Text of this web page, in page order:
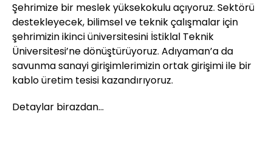
Şehrimize bir meslek yüksekokulu açıyoruz. Sektörü
destekleyecek, bilimsel ve teknik çalışmalar için
şehrimizin ikinci üniversitesini İstiklal Teknik
Üniversitesi’ne dönüştürüyoruz. Adıyaman’a da
savunma sanayi girişimlerimizin ortak girişimi ile bir
kablo üretim tesisi kazandırıyoruz.
Detaylar birazdan...